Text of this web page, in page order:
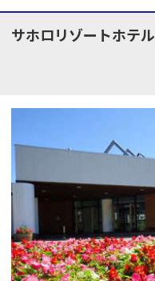
サホロリゾートホテル